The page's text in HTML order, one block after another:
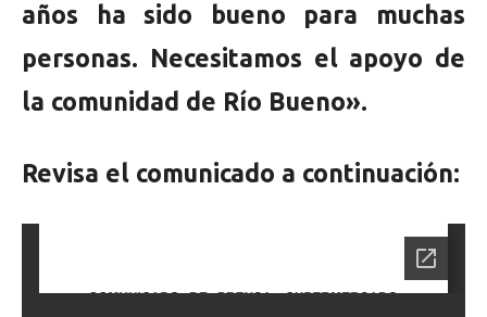
años ha sido bueno para muchas
personas. Necesitamos el apoyo de
la comunidad de Río Bueno».
Revisa el comunicado a continuación: